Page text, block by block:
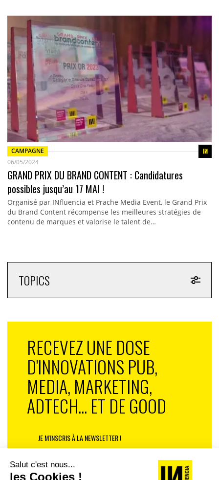
CAMPAGNE
06/05/2024
GRAND PRIX DU BRAND CONTENT : Candidatures
possibles jusqu’au 17 MAI !
Organisé par INfluencia et Prache Media Event, le Grand Prix
du Brand Content récompense les meilleures stratégies de
contenu de marques et valorise le talent de…
TOPICS
RECEVEZ UNE DOSE
D'INNOVATIONS PUB,
MEDIA, MARKETING,
ADTECH... ET DE GOOD
JE M'INSCRIS À LA NEWSLETTER !